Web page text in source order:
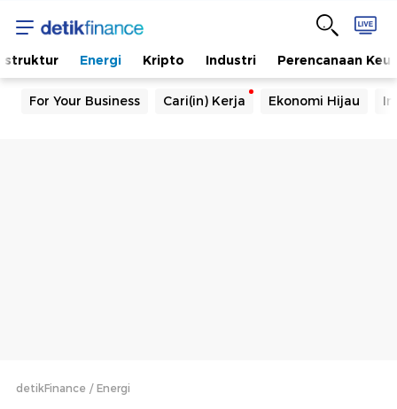
Energi Kripto Industri Perencanaan
For Your Business Cari(in) Kerja Ekonomi Hijau
detikFinance Energi